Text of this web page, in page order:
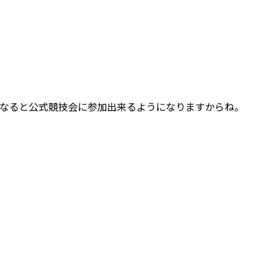
と公式競技会に参加出来るようになりますからね。